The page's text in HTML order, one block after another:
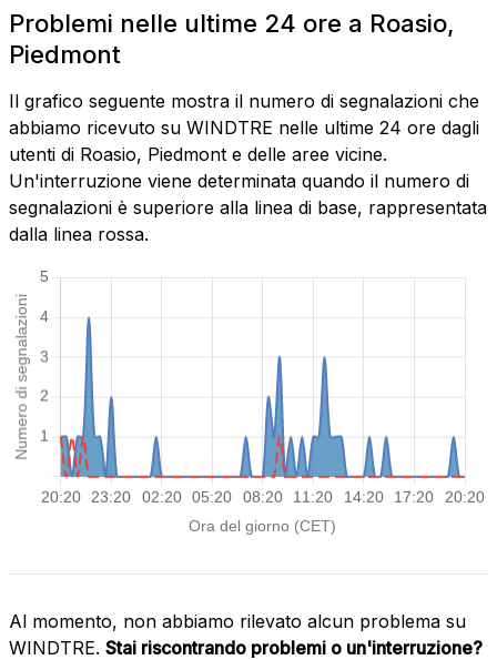
Problemi nelle ultime 24 ore a Roasio,
Piedmont
Il grafico seguente mostra il numero di segnalazioni che
abbiamo ricevuto su WINDTRE nelle ultime 24 ore dagli
utenti di Roasio, Piedmont e delle aree vicine.
Un'interruzione viene determinata quando il numero di
segnalazioni è superiore alla linea di base, rappresentata
dalla linea rossa.
Al momento, non abbiamo rilevato alcun problema su
WINDTRE. Stai riscontrando problemi o un'interruzione?